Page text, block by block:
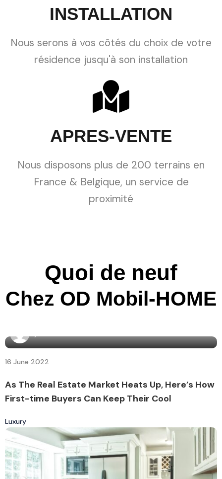
INSTALLATION
Nous serons à vos côtés du choix de votre
résidence jusqu'à son installation
APRES-VENTE
Nous disposons plus de 200 terrains en
France & Belgique, un service de
proximité
Quoi de neuf
Chez OD Mobil-HOME
16 June 2022
As The Real Estate Market Heats Up, Here’s How
First-time Buyers Can Keep Their Cool
Luxury